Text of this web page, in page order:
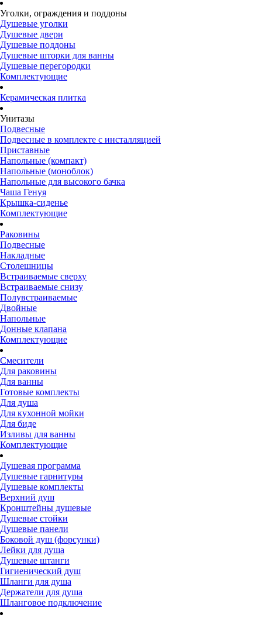
Уголки, ограждения и поддоны
Душевые уголки
Душевые двери
Душевые поддоны
Душевые шторки для ванны
Душевые перегородки
Комплектующие
Керамическая плитка
Унитазы
Подвесные
Подвесные в комплекте с инсталляцией
Приставные
Напольные (компакт)
Напольные (моноблок)
Напольные для высокого бачка
Чаша Генуя
Крышка-сиденье
Комплектующие
Раковины
Подвесные
Накладные
Столешницы
Встраиваемые сверху
Встраиваемые снизу
Полувстраиваемые
Двойные
Напольные
Донные клапана
Комплектующие
Смесители
Для раковины
Для ванны
Готовые комплекты
Для душа
Для кухонной мойки
Для биде
Изливы для ванны
Комплектующие
Душевая программа
Душевые гарнитуры
Душевые комплекты
Верхний душ
Кронштейны душевые
Душевые стойки
Душевые панели
Боковой душ (форсунки)
Лейки для душа
Душевые штанги
Гигиенический душ
Шланги для душа
Держатели для душа
Шланговое подключение